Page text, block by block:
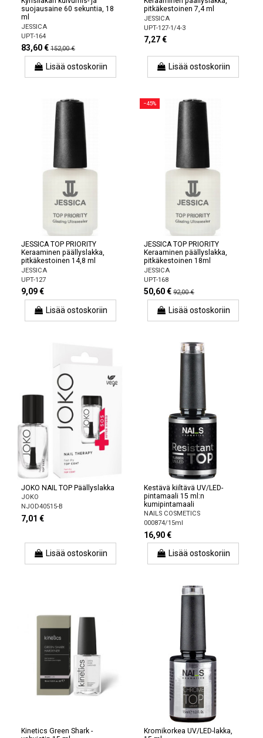
suojausaine 60 sekuntia, 18
ml
JESSICA
UPT-164
83,60 € 152,00 €
Lisää ostoskoriin
pitkäkestoinen 7,4 ml
JESSICA
UPT-127-1/4-3
7,27 €
Lisää ostoskoriin
JESSICA TOP PRIORITY
Keraaminen päällyslakka,
pitkäkestoinen 14,8 ml
JESSICA
UPT-127
9,09 €
Lisää ostoskoriin
−45%
JESSICA TOP PRIORITY
Keraaminen päällyslakka,
pitkäkestoinen 18ml
JESSICA
UPT-168
50,60 € 92,00 €
Lisää ostoskoriin
JOKO NAIL TOP Päällyslakka
JOKO
NJOD40515-B
7,01 €
Lisää ostoskoriin
Kestävä kiiltävä UV/LED-
pintamaali 15 ml:n
kumipintamaali
NAILS COSMETICS
000874/15ml
16,90 €
Lisää ostoskoriin
Kinetics Green Shark -
Kromikorkea UV/LED-lakka,